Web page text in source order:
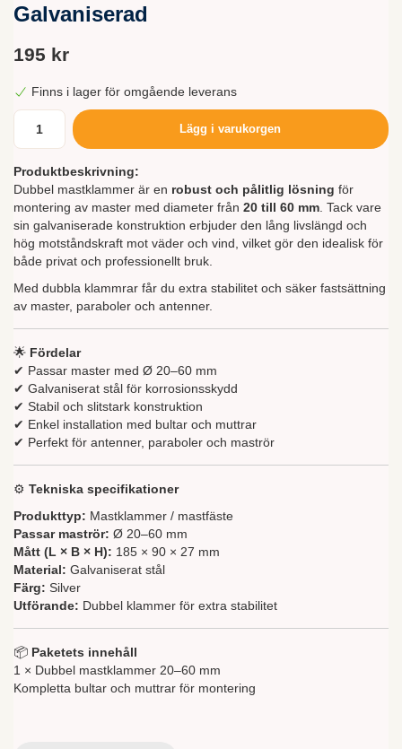
Galvaniserad
195 kr
Finns i lager för omgående leverans
Lägg i varukorgen
Produktbeskrivning:
Dubbel mastklammer är en robust och pålitlig lösning för
montering av master med diameter från 20 till 60 mm. Tack vare
sin galvaniserade konstruktion erbjuder den lång livslängd och
hög motståndskraft mot väder och vind, vilket gör den idealisk för
både privat och professionellt bruk.
Med dubbla klammrar får du extra stabilitet och säker fastsättning
av master, paraboler och antenner.
🌟 Fördelar
✔ Passar master med Ø 20–60 mm
✔ Galvaniserat stål för korrosionsskydd
✔ Stabil och slitstark konstruktion
✔ Enkel installation med bultar och muttrar
✔ Perfekt för antenner, paraboler och maströr
⚙️ Tekniska specifikationer
Produkttyp: Mastklammer / mastfäste
Passar maströr: Ø 20–60 mm
Mått (L × B × H): 185 × 90 × 27 mm
Material: Galvaniserat stål
Färg: Silver
Utförande: Dubbel klammer för extra stabilitet
📦 Paketets innehåll
1 × Dubbel mastklammer 20–60 mm
Kompletta bultar och muttrar för montering